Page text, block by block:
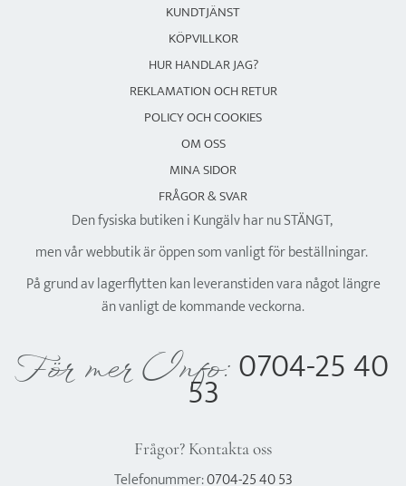
KUNDTJÄNST
KÖPVILLKOR
HUR HANDLAR JAG?
REKLAMATION OCH RETUR
POLICY OCH COOKIES
OM OSS
MINA SIDOR
FRÅGOR & SVAR
Den fysiska butiken i Kungälv har nu STÄNGT,
men vår webbutik är öppen som vanligt för beställningar.
På grund av lagerflytten kan leveranstiden vara något längre
än vanligt de kommande veckorna.
För mer Info: 0704-25 40
53
Frågor? Kontakta oss
Telefonummer:0704-25 40 53